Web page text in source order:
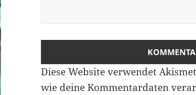
Diese Website verwendet
wie deine Kommentardaten